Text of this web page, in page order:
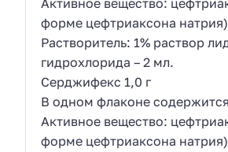
Активное вещество:
форме цефтриаксона натрия)
Растворитель: 1% раствор
гидрохлорида – 2 мл.
Серджифекс 1,0 г
В одном флаконе
Активное вещество:
форме цефтриаксона натрия)